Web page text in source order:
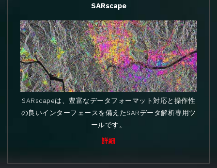
SARscape
SARscapeは、豊富なデータフォーマット対応と操作性
の良いインターフェースを備えたSARデータ解析専用ツ
ールです。
詳細